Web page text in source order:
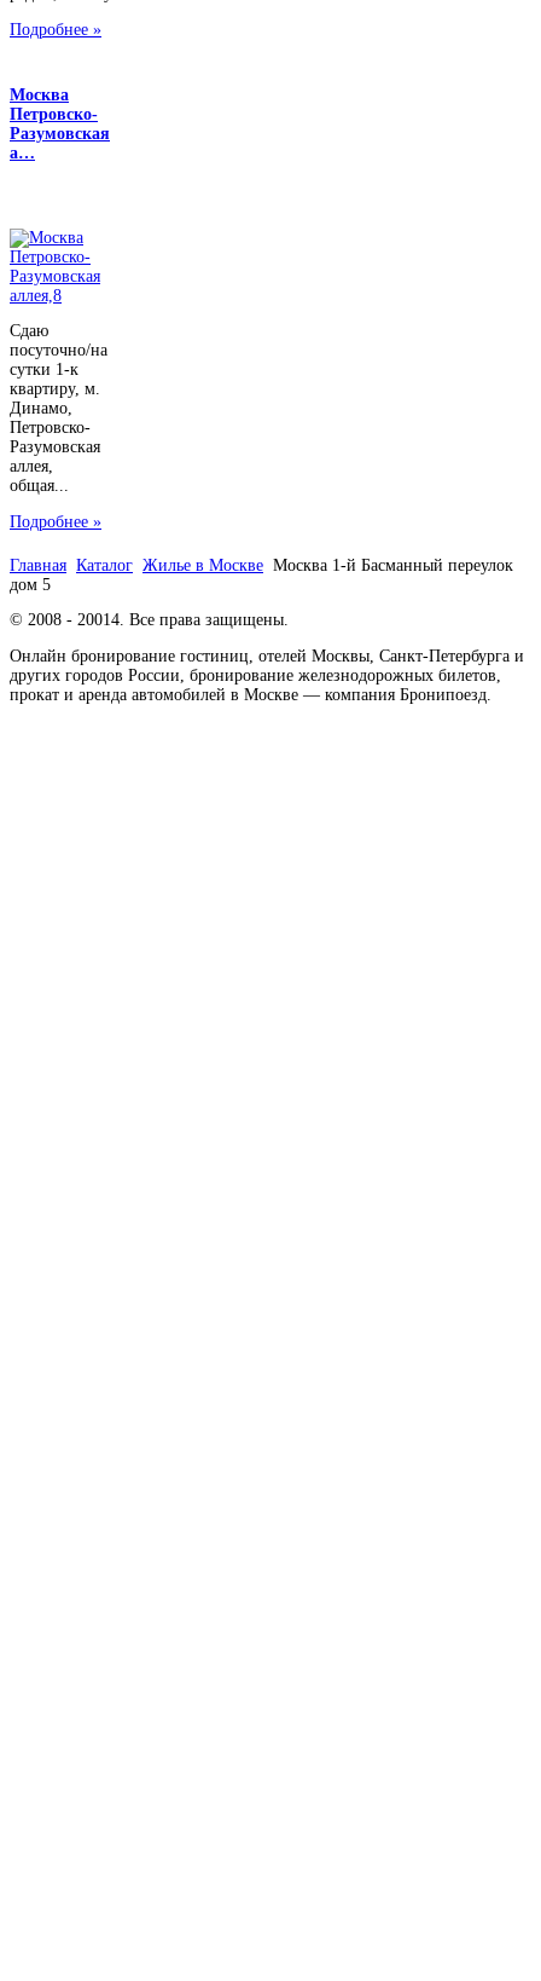
Подробнее »
Москва
Петровско-
Разумовская
а…
Сдаю
посуточно/на
сутки 1-к
квартиру, м.
Динамо,
Петровско-
Разумовская
аллея,
общая...
Подробнее »
Главная Каталог Жилье в Москве Москва 1-й Басманный переулок
дом 5
© 2008 - 20014. Все права защищены.
Онлайн бронирование гостиниц, отелей Москвы, Санкт-Петербурга и
других городов России, бронирование железнодорожных билетов,
прокат и аренда автомобилей в Москве — компания Бронипоезд.